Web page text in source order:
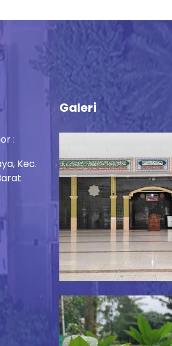
:
Kec.
Galeri
Masjid Luas dan Nyaman